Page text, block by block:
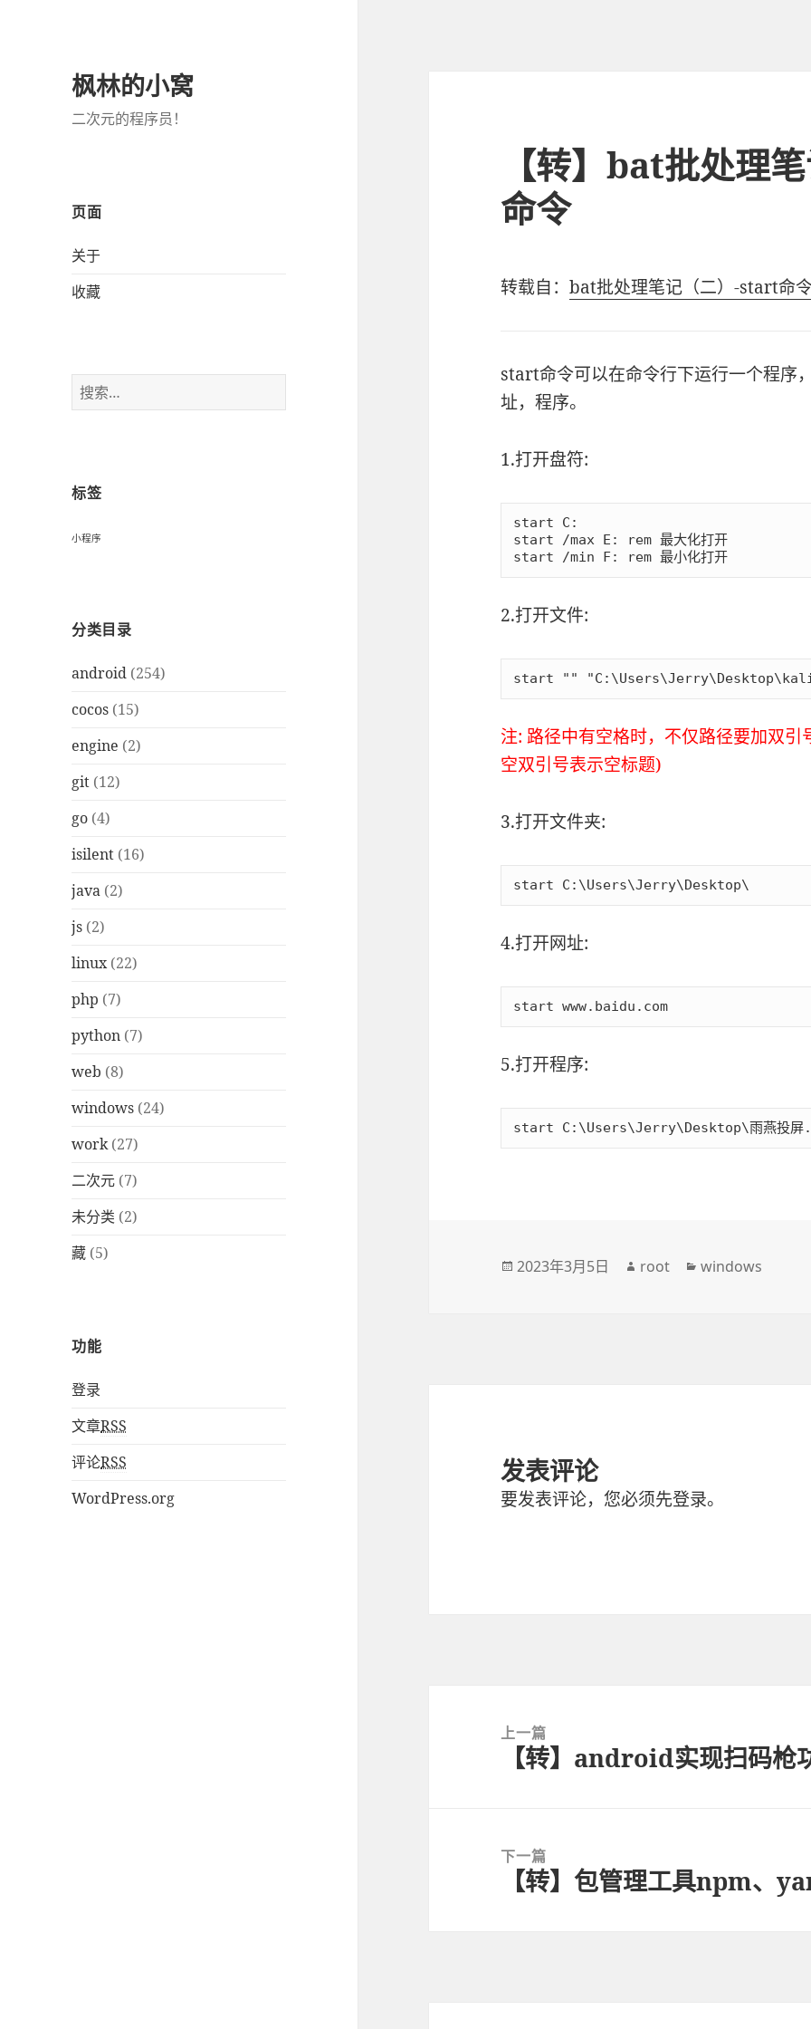
枫林的小窝
二次元的程序员！
页面
关于
收藏
搜
索
标签
小程序
分类目录
android (254)
cocos (15)
engine (2)
git (12)
go (4)
isilent (16)
java (2)
js (2)
linux(22)
php (7)
python (7)
web (8)
windows (24)
work(27)
二次元 (7)
未分类 (2)
藏 (5)
功能
登录
文章RSS
评论RSS
WordPress.org
【转】bat批处理
命令
转载自：bat批处理笔记（二）-start命
start命令可以在命令行下运行一个程序
址，程序。
1.打开盘符:
start C:
start /max E: rem 最大化打开
start /min F: rem 最小化打开
2.打开文件:
start ""
注: 路径中有空格时，不仅路径要加双
空双引号表示空标题)
3.打开文件夹:
start C:\Users\Jerry\Desktop\
4.打开网址:
start www.baidu.com
5.打开程序:
start C:\Users\Jerry\Desktop\雨燕投
发
2023年3月5日
作
root
分
windows
发表评论
要发表评论，您必须先登录。
上一篇
【转】android实现扫码枪
下一篇
【转】包管理工具npm、